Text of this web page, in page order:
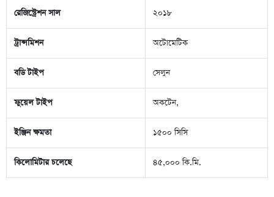
রেজিস্ট্রেশন সাল ২০১৮
ট্রান্সমিশন অটোমেটিক
বডি টাইপ সেলুন
ফুয়েল টাইপ অকটেন,
ইঞ্জিন ক্ষমতা ১৫০০ সিসি
কিলোমিটার চলেছে ৪৫,০০০ কি.মি.